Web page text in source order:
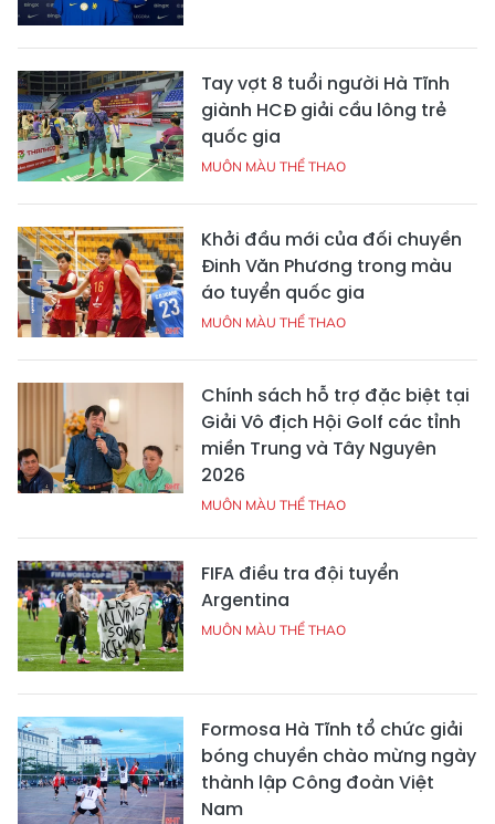
Tay vợt 8 tuổi người Hà Tĩnh
giành HCĐ giải cầu lông trẻ
quốc gia
MUÔN MÀU THỂ THAO
Khởi đầu mới của đối chuyền
Đinh Văn Phương trong màu
áo tuyển quốc gia
MUÔN MÀU THỂ THAO
Chính sách hỗ trợ đặc biệt tại
Giải Vô địch Hội Golf các tỉnh
miền Trung và Tây Nguyên
2026
MUÔN MÀU THỂ THAO
FIFA điều tra đội tuyển
Argentina
MUÔN MÀU THỂ THAO
Formosa Hà Tĩnh tổ chức giải
bóng chuyền chào mừng ngày
thành lập Công đoàn Việt
Nam